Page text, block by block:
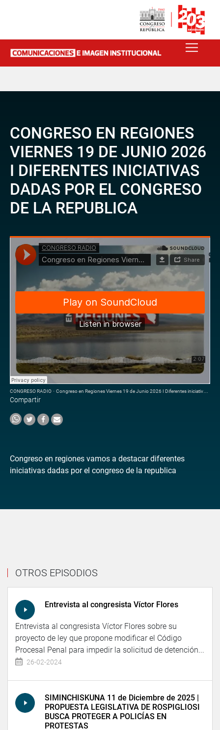
CONGRESO EN REGIONES
VIERNES 19 DE JUNIO 2026
I DIFERENTES INICIATIVAS
DADAS POR EL CONGRESO
DE LA REPUBLICA
CONGRESO RADIO · Congreso en Regiones Viernes 19 de Junio 2026 I Diferentes iniciativas dadas por el congreso
Compartir
Congreso en regiones vamos a destacar diferentes
iniciativas dadas por el congreso de la republica
OTROS EPISODIOS
Entrevista al congresista Víctor Flores
Entrevista al congresista Víctor Flores sobre su
proyecto de ley que propone modificar el Código
Procesal Penal para impedir la solicitud de detención...
26-02-2024
SIMINCHISKUNA 11 de Diciembre de 2025 |
PROPUESTA LEGISLATIVA DE ROSPIGLIOSI
BUSCA PROTEGER A POLICÍAS EN
PROTESTAS